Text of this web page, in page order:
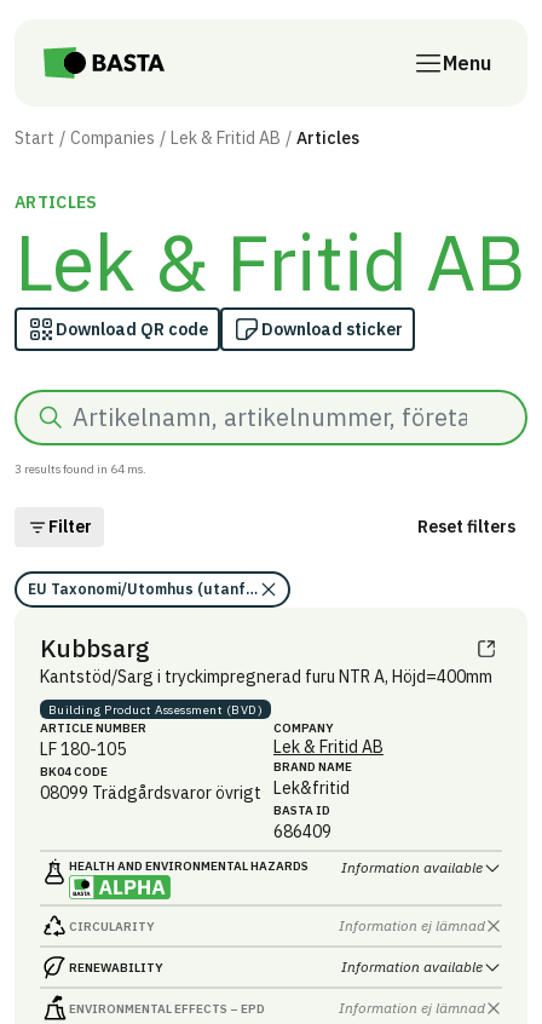
Menu
Start Companies Lek & Fritid AB Articles
ARTICLES
Lek & Fritid AB
Download QR code Download sticker
Search
3 results found in 64 ms.
Filter Reset filters
EU Taxonomi/Utomhus (utanför ångspärr)
Kubbsarg
Kantstöd/Sarg i tryckimpregnerad furu NTR A, Höjd=400mm
Building Product Assessment (BVD)
ARTICLE NUMBER
LF 180-105
BK04 CODE
08099 Trädgårdsvaror övrigt
COMPANY
Lek & Fritid AB
BRAND NAME
Lek&fritid
BASTA ID
686409
HEALTH AND ENVIRONMENTAL HAZARDS Information available
CIRCULARITY Information ej lämnad
RENEWABILITY Information available
ENVIRONMENTAL EFFECTS – EPD Information ej lämnad